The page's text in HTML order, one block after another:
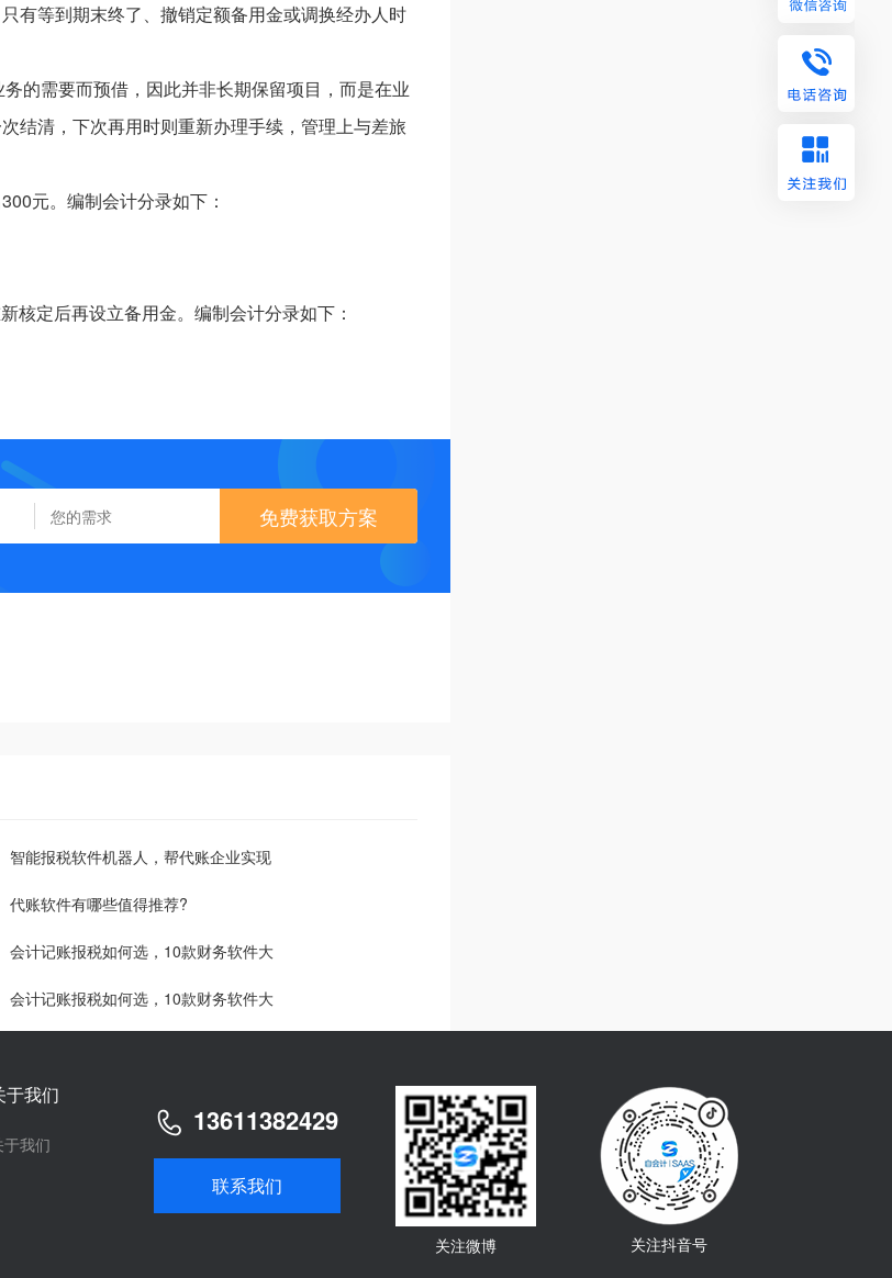
有等到期末终了、撤销定额备用金或调换经办人时
的需要而预借，因此并非长期保留项目，而是在业
结清，下次再用时则重新办理手续，管理上与差旅
元。编制会计分录如下：
核定后再设立备用金。编制会计分录如下：
免费获取方案
智能报税软件机器人，帮代账企业实现
代账软件有哪些值得推荐?
会计记账报税如何选，10款财务软件大
会计记账报税如何选，10款财务软件大
于我们
于我们
13611382429
联系我们
关注微博
关注抖音号